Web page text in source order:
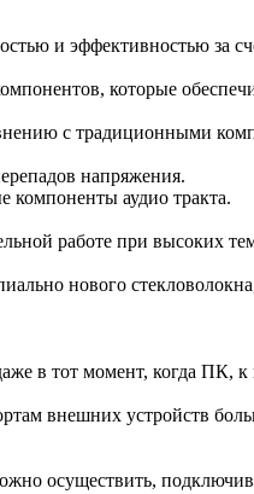
и эффективностью за
которые
с традиционными
напряжения.
компоненты аудио тракта.
работе при высоких
нового
в тот момент, когда ПК, к
внешних устройств
осуществить,